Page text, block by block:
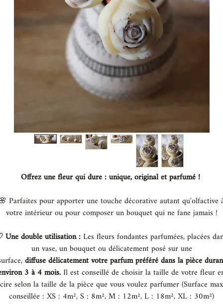
Offrez une fleur qui dure : unique, original et parfumé !
Parfaites pour apporter une touche décorative autant qu'olfactive
votre intérieur ou pour composer un bouquet qui ne fane jamais !
double utilisation :Les fleurs fondantes parfumées, placées
un vase, un bouquet ou délicatement posé sur une
diffuse délicatement votre parfum préféré dans la pièce
3 à 4 mois.Il est conseillé de choisir la taille de votre fleur
cire selon la taille de la pièce que vous voulez parfumer (Surface max
conseillée : XS : 4m², S : 8m², M : 12m², L : 18m², XL : 30m²)